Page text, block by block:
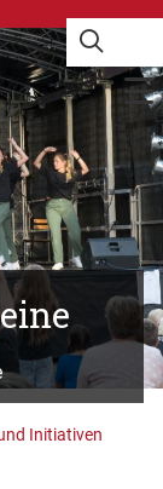
Initiativen